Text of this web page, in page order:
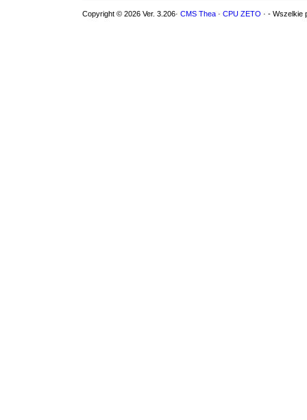
Copyright © 2026 Ver. 3.206· CMS Thea · CPU ZETO · - Wszelkie